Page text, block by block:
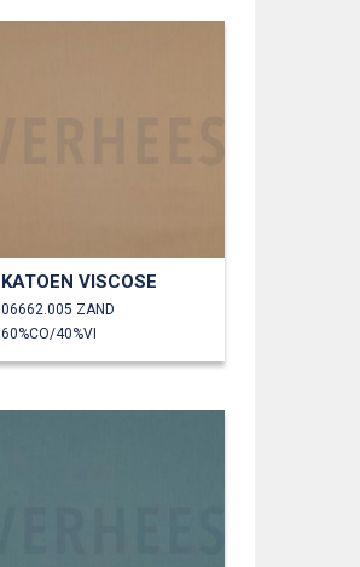
KATOEN VISCOSE
06662.005 ZAND
60%CO/40%VI